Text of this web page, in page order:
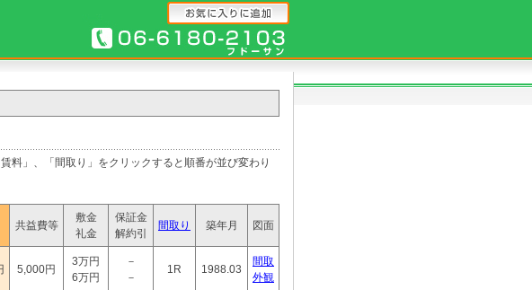
クリックすると順番が並び変わり
共益費等
敷金
礼金
保証金
解約引
間取り 築年月 図面
5,000円
3万円
6万円
－
－
1R 1988.03
間取
外観